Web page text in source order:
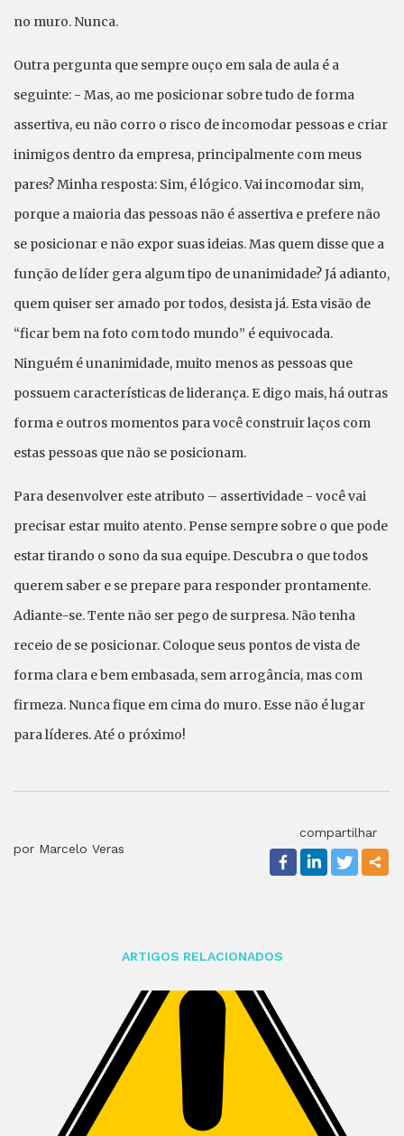
no muro. Nunca.
Outra pergunta que sempre ouço em sala de aula é a
seguinte: - Mas, ao me posicionar sobre tudo de forma
assertiva, eu não corro o risco de incomodar pessoas e criar
inimigos dentro da empresa, principalmente com meus
pares? Minha resposta: Sim, é lógico. Vai incomodar sim,
porque a maioria das pessoas não é assertiva e prefere não
se posicionar e não expor suas ideias. Mas quem disse que a
função de líder gera algum tipo de unanimidade? Já adianto,
quem quiser ser amado por todos, desista já. Esta visão de
“ficar bem na foto com todo mundo” é equivocada.
Ninguém é unanimidade, muito menos as pessoas que
possuem características de liderança. E digo mais, há outras
forma e outros momentos para você construir laços com
estas pessoas que não se posicionam.
Para desenvolver este atributo – assertividade - você vai
precisar estar muito atento. Pense sempre sobre o que pode
estar tirando o sono da sua equipe. Descubra o que todos
querem saber e se prepare para responder prontamente.
Adiante-se. Tente não ser pego de surpresa. Não tenha
receio de se posicionar. Coloque seus pontos de vista de
forma clara e bem embasada, sem arrogância, mas com
firmeza. Nunca fique em cima do muro. Esse não é lugar
para líderes. Até o próximo!
por Marcelo Veras
compartilhar
ARTIGOS RELACIONADOS